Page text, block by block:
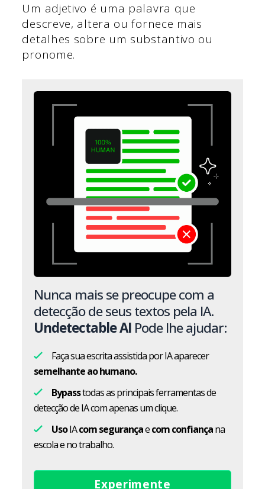
Um adjetivo é uma palavra que
descreve, altera ou fornece mais
detalhes sobre um substantivo ou
pronome.
Nunca mais se preocupe com a
detecção de seus textos pela IA.
Undetectable AI Pode lhe ajudar:
Faça sua escrita assistida por IA aparecer
semelhante ao humano.
Bypasstodas as principais ferramentas de
detecção de IA com apenas um clique.
UsoIAcom segurançaecom confiançana
escola e no trabalho.
Experimente